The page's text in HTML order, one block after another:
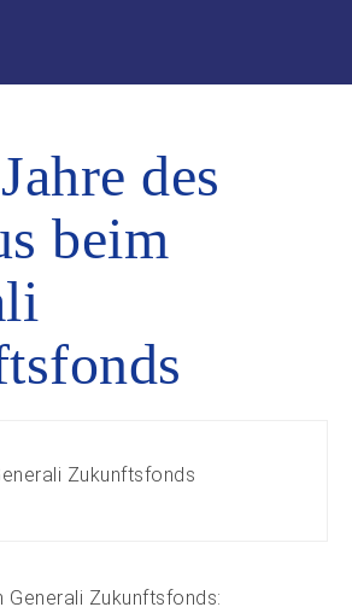
des
beim
Generali Zukunftsfonds: